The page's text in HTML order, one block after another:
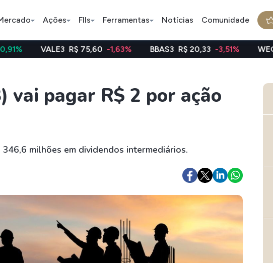
Ações FIIs Ferramentas Notícias Comunidade
IVVB11
SMAL11
HASH11
GOLD11
XINA11
Apple
Google
Meta
Coca-Cola
Criptomoedas
Bitcoin
Ethereum
Dogecoin
R$ 75,60 -1,63% BBAS3 R$ 20,33 -3,51% WEGE3 R$ 48,52
vai pagar R$ 2 por ação
milhões em dividendos intermediários.